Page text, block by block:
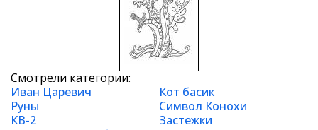
Смотрели категории:
Иван Царевич
Кот басик
Руны
Символ Конохи
КВ-2
Застежки